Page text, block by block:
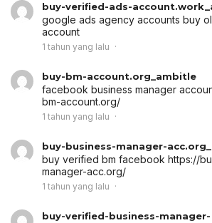
buy-verified-ads-
google ads agency accounts buy
account
1 tahun yang lalu
buy-bm-account.org_ambitle
facebook business manager
bm-account.org/
1 tahun yang lalu
buy-business-manager-
buy verified bm facebook https://
manager-acc.org/
1 tahun yang lalu
buy-verified-business-manager-